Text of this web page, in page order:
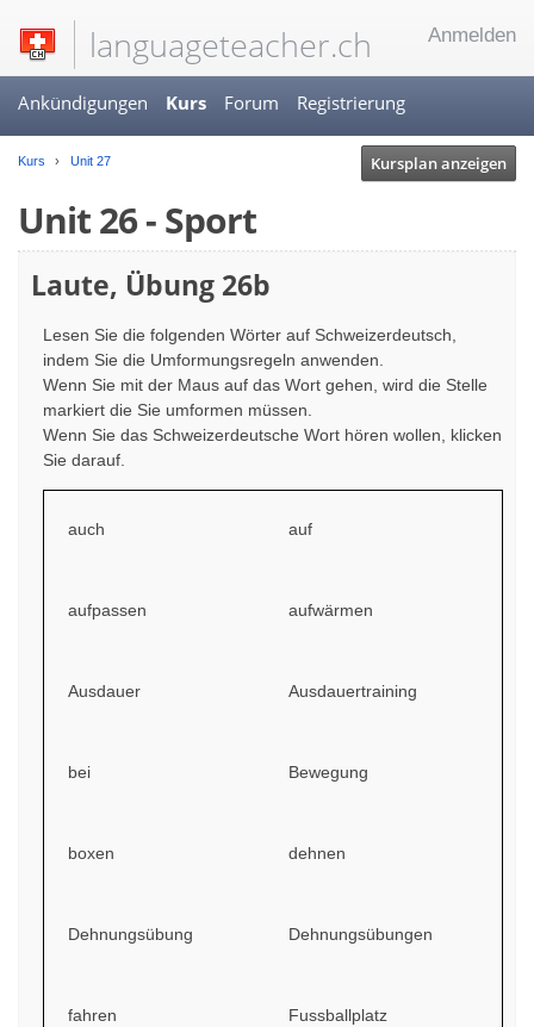
languageteacher.ch Anmelden
Ankündigungen Kurs Forum Registrierung
Kursplan anzeigen
Kurs Unit 27
Unit 26 - Sport
Laute, Übung 26b
Lesen Sie die folgenden Wörter auf Schweizerdeutsch,
indem Sie die Umformungsregeln anwenden.
Wenn Sie mit der Maus auf das Wort gehen, wird die Stelle
markiert die Sie umformen müssen.
Wenn Sie das Schweizerdeutsche Wort hören wollen, klicken
Sie darauf.
auch auf
aufpassen aufwärmen
Ausdauer Ausdauertraining
bei Bewegung
boxen dehnen
Dehnungsübung Dehnungsübungen
fahren Fussballplatz